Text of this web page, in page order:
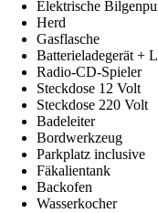
Elektrische
Herd
Gasflasche
Batterieladegerät +
Radio-CD-Spieler
Steckdose 12 Volt
Steckdose 220 Volt
Badeleiter
Bordwerkzeug
Parkplatz inclusive
Fäkalientank
Backofen
Wasserkocher